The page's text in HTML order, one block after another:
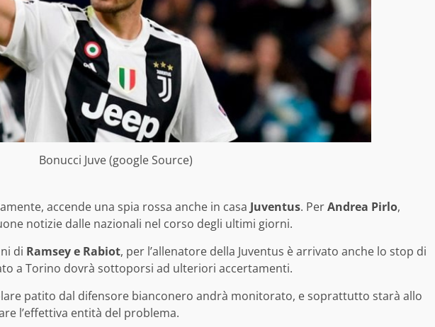
Bonucci Juve (google Source)
accende una spia rossa anche in casa Juventus. PerAndrea Pirlo,
notizie dalle nazionali nel corso degli ultimi giorni.
di Ramsey e Rabiot, per l’allenatore della Juventus è arrivato anche lo stop di
a Torino dovrà sottoporsi ad ulteriori accertamenti.
patito dal difensore bianconero andrà monitorato, e soprattutto starà allo
l’effettiva entità del problema.